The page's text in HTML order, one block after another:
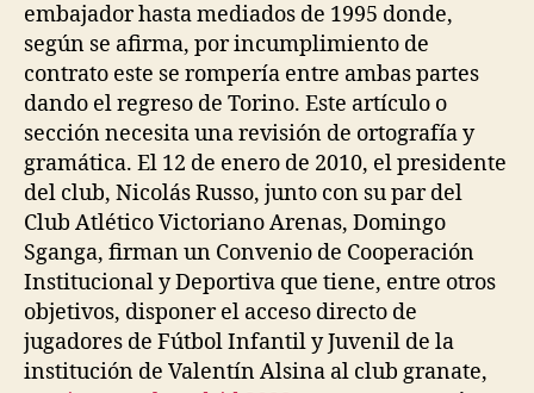
embajador hasta mediados de 1995 donde,
según se afirma, por incumplimiento de
contrato este se rompería entre ambas partes
dando el regreso de Torino. Este artículo o
sección necesita una revisión de ortografía y
gramática. El 12 de enero de 2010, el presidente
del club, Nicolás Russo, junto con su par del
Club Atlético Victoriano Arenas, Domingo
Sganga, firman un Convenio de Cooperación
Institucional y Deportiva que tiene, entre otros
objetivos, disponer el acceso directo de
jugadores de Fútbol Infantil y Juvenil de la
institución de Valentín Alsina al club granate,